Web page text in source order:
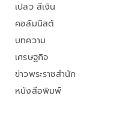
เปลว สีเงิน
คอลัมนิสต์
บทความ
เศรษฐกิจ
ข่าวพระราชสำนัก
หนังสือพิมพ์